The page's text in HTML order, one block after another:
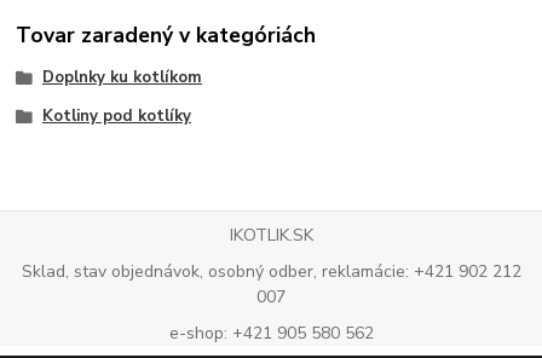
Tovar zaradený v kategóriách
Doplnky ku kotlíkom
Kotliny pod kotlíky
IKOTLIK.SK
Sklad, stav objednávok, osobný odber, reklamácie: +421 902 212
007
e-shop: +421 905 580 562